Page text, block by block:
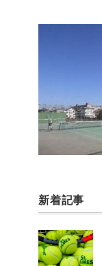
新着記事